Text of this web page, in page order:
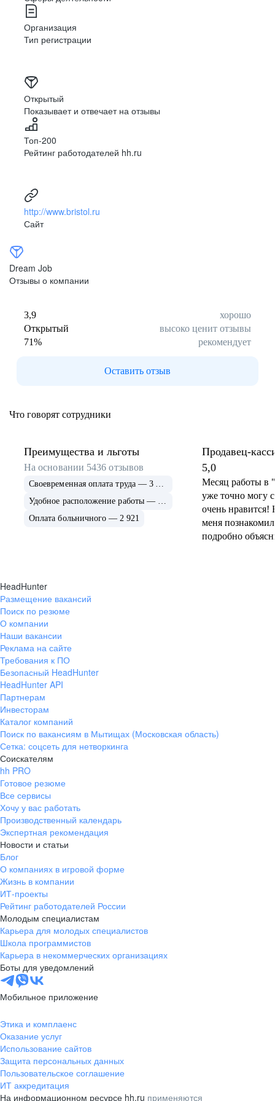
Забота
и поддержка
Мы ценим мнение наших сотрудников и создаём
комфортные условия для работы, независимо
от их должности и местонахождения.
Мы поддерживаем наших коллег в трудных
ситуациях, а в случае переезда в другой город
помогаем найти им подходящее рабочее место
внутри компании с учётом их предпочтений.
Организация
Тип регистрации
Открытый
Показывает и отвечает на отзывы
Топ-200
Рейтинг работодателей hh.ru
http://www.bristol.ru
Сайт
Dream Job
Отзывы о компании
3,9
хорошо
Открытый
высоко ценит отзывы
71% рекомендует
Оставить отзыв
Что говорят сотрудники
Преимущества и льготы
На основании 5436 отзывов
Своевременная оплата труда — 3 623
Удобное расположение работы — 3 075
Оплата больничного — 2 921
Продавец-
5,0
Месяц работы в
уже точно могу
очень
меня
подробно
HeadHunter
Размещение вакансий
Поиск по резюме
О компании
Наши вакансии
Реклама на сайте
Требования к ПО
Безопасный HeadHunter
HeadHunter API
Партнерам
Инвесторам
Каталог компаний
Поиск по вакансиям в Мытищах (Московская область)
Сетка: соцсеть для нетворкинга
Соискателям
hh PRO
Готовое резюме
Все сервисы
Хочу у вас работать
Производственный календарь
Экспертная рекомендация
Новости и статьи
Блог
О компаниях в игровой форме
Жизнь в компании
ИТ-проекты
Рейтинг работодателей России
Молодым специалистам
Карьера для молодых специалистов
Школа программистов
Карьера в некоммерческих организациях
Боты для уведомлений
Мобильное приложение
Этика и комплаенс
Оказание услуг
Использование сайтов
Защита персональных данных
Пользовательское соглашение
ИТ аккредитация
На информационном ресурсе hh.ru применяются